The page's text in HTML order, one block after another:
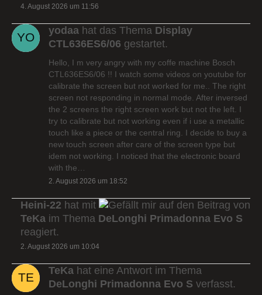
4. August 2026 um 11:56
yodaa hat das Thema Display
CTL636ES6/06 gestartet.
Hello, I m very angry with my coffe machine Bosch
CTL636ES6/06 !! I watch some videos on youtube for
calibrate the screen but not worked for me.. The right
screen not responding in normal mode. After inversed
the 2 screens the right screen work but not the left. I
try to calibrate but not working even if i use a metallic
touch like a piece or the central ring. I decide to buy a
new touch screen after care of the screen type but
idem not working. I noticed that the electronic board
with the…
2. August 2026 um 18:52
Heini-22 hat mit
auf den Beitrag von
TeKa im Thema DeLonghi Primadonna Evo S
reagiert.
2. August 2026 um 10:04
TeKa hat eine Antwort im Thema
DeLonghi Primadonna Evo S verfasst.